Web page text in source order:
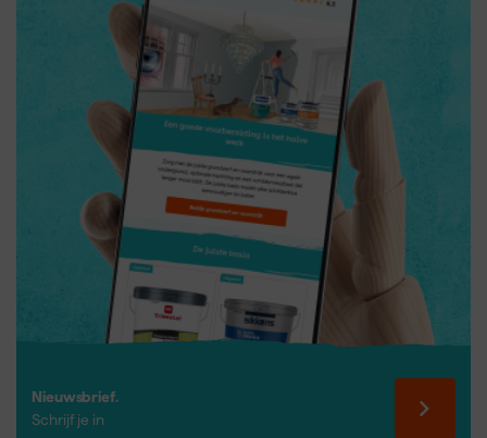
te besparen. Let op de viscositeit van de verf: te dikke verf spuit
slecht en kan het pistool verstoppen.
Nieuwsbrief.
Schrijf je in